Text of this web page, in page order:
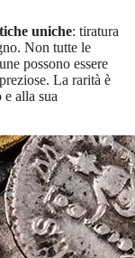
uniche: tiratura
Non tutte le
possono essere
La rarità è
alla sua